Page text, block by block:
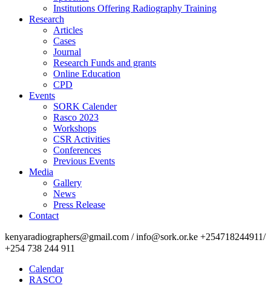
Institutions Offering Radiography Training
Research
Articles
Cases
Journal
Research Funds and grants
Online Education
CPD
Events
SORK Calender
Rasco 2023
Workshops
CSR Activities
Conferences
Previous Events
Media
Gallery
News
Press Release
Contact
kenyaradiographers@gmail.com / info@sork.or.ke +254718244911/
+254 738 244 911
Calendar
RASCO